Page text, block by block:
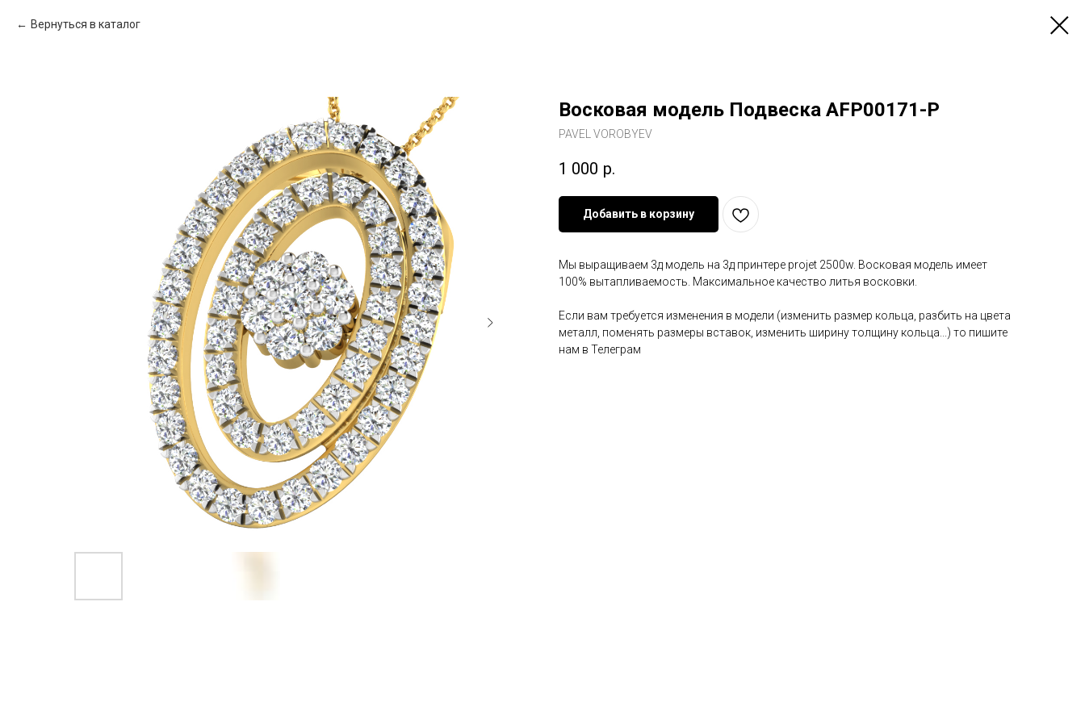
Вернуться в каталог
Восковая модель Подвеска AFP00171-P
PAVEL VOROBYEV
1 000 р.
Добавить в корзину
Мы выращиваем 3д модель на 3д принтере projet 2500w. Восковая модель имеет
100% вытапливаемость. Максимальное качество литья восковки.
Если вам требуется изменения в модели (изменить размер кольца, разбить на цвета
металл, поменять размеры вставок, изменить ширину толщину кольца...) то пишите
нам в Телеграм